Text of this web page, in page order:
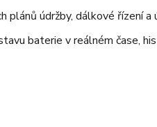
plánů údržby, dálkové řízení a
baterie v reálném čase,